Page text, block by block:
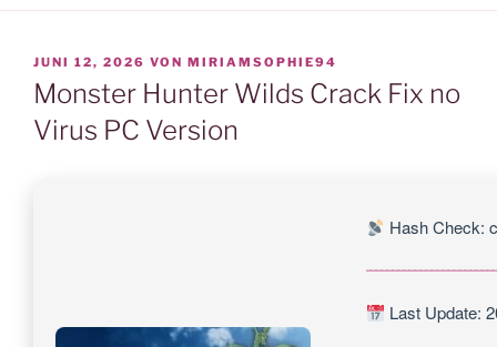
VERÖFFENTLICHT
AM
JUNI 12, 2026 VON MIRIAMSOPHIE94
Monster Hunter Wilds Crack Fix no
Virus PC Version
Hash Check:
Last Update: